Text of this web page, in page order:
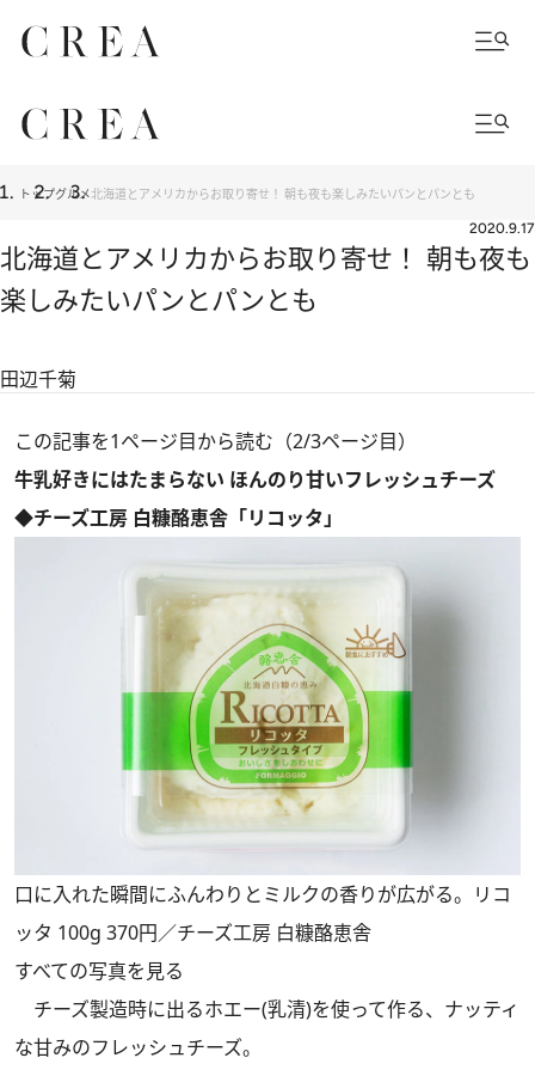
トップグルメ北海道とアメリカからお取り寄せ！ 朝も夜も楽しみたいパンとパンとも
2020.9.17
北海道とアメリカからお取り寄せ！ 朝も夜も
楽しみたいパンとパンとも
田辺千菊
この記事を1ページ目から読む（2/3ページ目）
牛乳好きにはたまらない ほんのり甘いフレッシュチーズ
◆チーズ工房 白糠酪恵舎「リコッタ」
口に入れた瞬間にふんわりとミルクの香りが広がる。リコ
ッタ 100g 370円／チーズ工房 白糠酪恵舎
すべての写真を見る
チーズ製造時に出るホエー(乳清)を使って作る、ナッティ
な甘みのフレッシュチーズ。